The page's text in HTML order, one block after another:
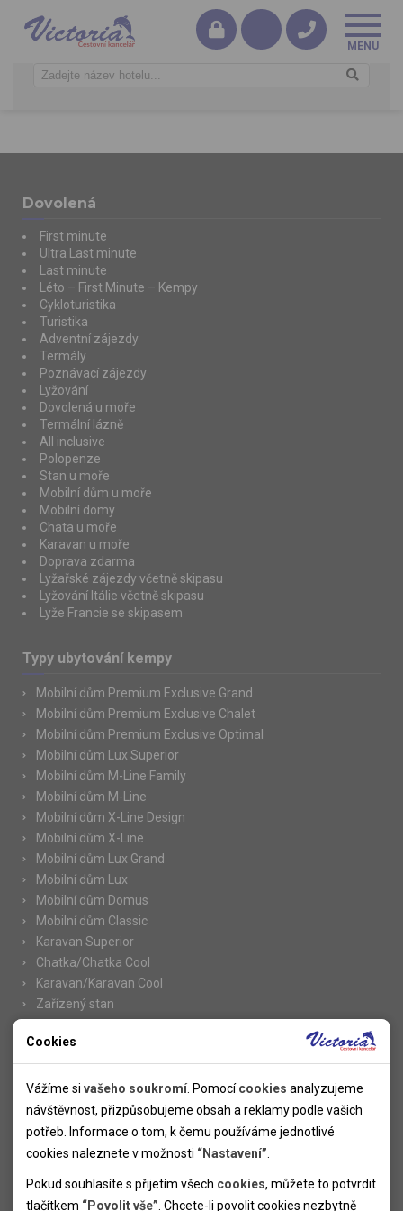
Dovolená
First minute
Ultra Last minute
Last minute
Léto – First Minute – Kempy
Cykloturistika
Turistika
Adventní zájezdy
Termály
Poznávací zájezdy
Lyžování
Dovolená u moře
Termální lázně
All inclusive
Polopenze
Stan u moře
Mobilní dům u moře
Mobilní domy
Chata u moře
Karavan u moře
Doprava zdarma
Lyžařské zájezdy včetně skipasu
Lyžování Itálie včetně skipasu
Lyže Francie se skipasem
Typy ubytování kempy
Mobilní dům Premium Exclusive Grand
Mobilní dům Premium Exclusive Chalet
Mobilní dům Premium Exclusive Optimal
Mobilní dům Lux Superior
Mobilní dům M-Line Family
Mobilní dům M-Line
Mobilní dům X-Line Design
Mobilní dům X-Line
Mobilní dům Lux Grand
Mobilní dům Lux
Mobilní dům Domus
Mobilní dům Classic
Karavan Superior
Chatka/Chatka Cool
Karavan/Karavan Cool
Zařízený stan
Informace
Novinky
Kolektivy
SUPER FIRST MINUTE
Informace k letním pobytům
Informace o letecké dopravě
Cookies
Vážíme si vašeho soukromí . Pomocícookies analyzujeme
návštěvnost, přizpůsobujeme obsah a reklamy podle vašich
potřeb. Informace o tom, k čemu používáme jednotlivé
cookies naleznete v možnosti “Nastavení”
Pokud souhlasíte s přijetím všech cookies, můžete to potvrdit
tlačítkem “Povolit vše” . Chcete-li povolit cookies nezbytně
Nutné cookies pomáhají, aby byla webová stránka použitelná
tak, že umožní základní funkce jako navigace stránky a
přístup k zabezpečeným sekcím webové stránky. Webová
stránka nemůže správně fungovat bez těchto cookies.
Analytické cookies